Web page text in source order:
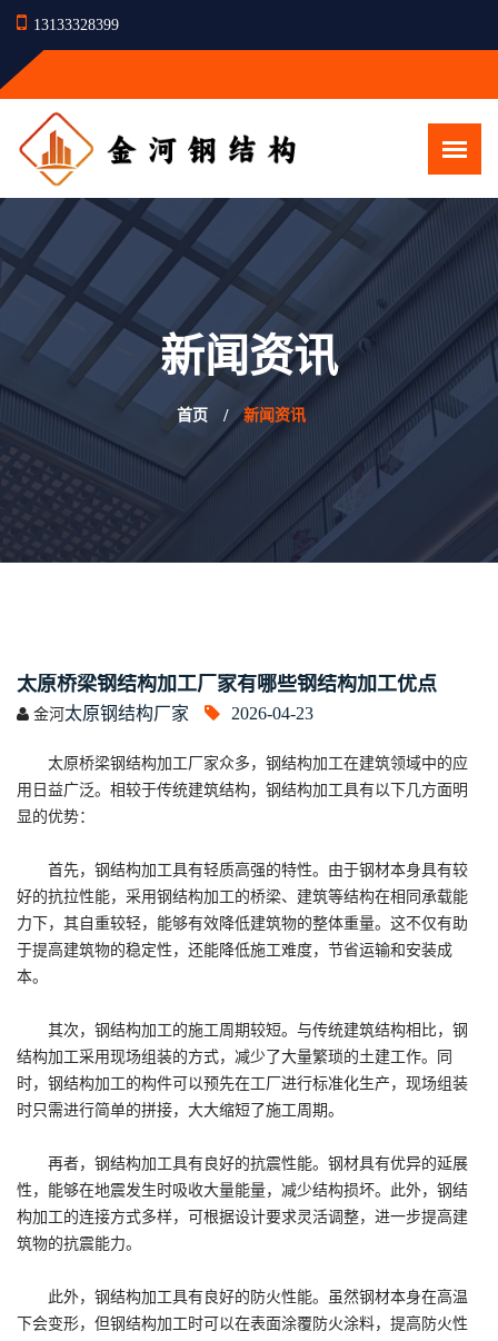
13133328399
新闻资讯
首页 新闻资讯
太原桥梁钢结构加工厂家有哪些钢结构加工优点
金河 太原钢结构厂家 2026-04-23
太原桥梁钢结构加工厂家众多，钢结构加工在建筑领域中的应
用日益广泛。相较于传统建筑结构，钢结构加工具有以下几方面明
显的优势：
首先，钢结构加工具有轻质高强的特性。由于钢材本身具有较
好的抗拉性能，采用钢结构加工的桥梁、建筑等结构在相同承载能
力下，其自重较轻，能够有效降低建筑物的整体重量。这不仅有助
于提高建筑物的稳定性，还能降低施工难度，节省运输和安装成
本。
其次，钢结构加工的施工周期较短。与传统建筑结构相比，钢
结构加工采用现场组装的方式，减少了大量繁琐的土建工作。同
时，钢结构加工的构件可以预先在工厂进行标准化生产，现场组装
时只需进行简单的拼接，大大缩短了施工周期。
再者，钢结构加工具有良好的抗震性能。钢材具有优异的延展
性，能够在地震发生时吸收大量能量，减少结构损坏。此外，钢结
构加工的连接方式多样，可根据设计要求灵活调整，进一步提高建
筑物的抗震能力。
此外，钢结构加工具有良好的防火性能。虽然钢材本身在高温
下会变形，但钢结构加工时可以在表面涂覆防火涂料，提高防火性